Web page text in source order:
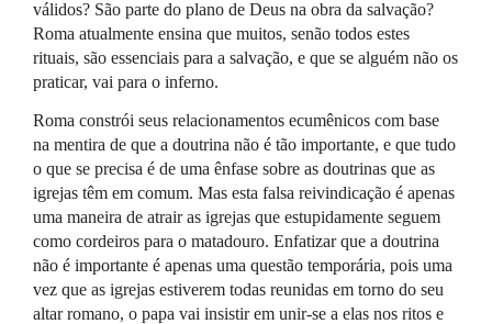
válidos? São parte do plano de Deus na obra da salvação?
Roma atualmente ensina que muitos, senão todos estes
rituais, são essenciais para a salvação, e que se alguém não os
praticar, vai para o inferno.
Roma constrói seus relacionamentos ecumênicos com base
na mentira de que a doutrina não é tão importante, e que tudo
o que se precisa é de uma ênfase sobre as doutrinas que as
igrejas têm em comum. Mas esta falsa reivindicação é apenas
uma maneira de atrair as igrejas que estupidamente seguem
como cordeiros para o matadouro. Enfatizar que a doutrina
não é importante é apenas uma questão temporária, pois uma
vez que as igrejas estiverem todas reunidas em torno do seu
altar romano, o papa vai insistir em unir-se a elas nos ritos e